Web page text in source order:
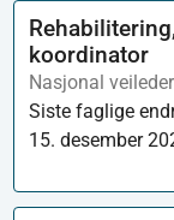
koordinator
Nasjonal veileder
Siste faglige
15. desember